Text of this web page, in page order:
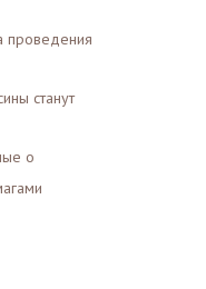
проведения
станут
о